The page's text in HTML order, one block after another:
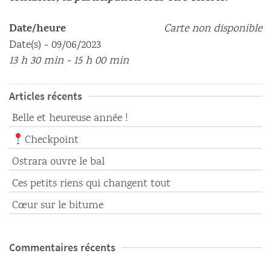
Carte non disponible
Date/heure
Date(s) - 09/06/2023
13 h 30 min - 15 h 00 min
Articles récents
Belle et heureuse année !
Checkpoint
Ostrara ouvre le bal
Ces petits riens qui changent tout
Cœur sur le bitume
Commentaires récents